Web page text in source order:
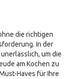
die richtigen
In der
um die
am Kochen zu
Haves für Ihre